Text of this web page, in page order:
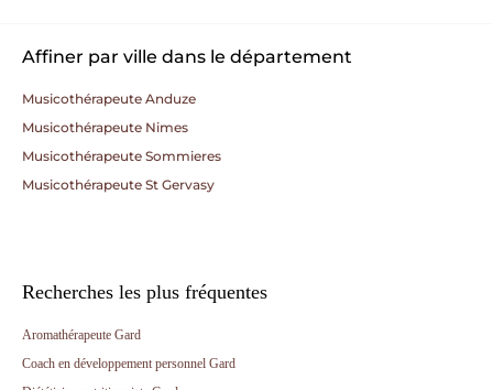
Affiner par ville dans le département
Musicothérapeute Anduze
Musicothérapeute Nimes
Musicothérapeute Sommieres
Musicothérapeute St Gervasy
Recherches les plus fréquentes
Aromathérapeute Gard
Coach en développement personnel Gard